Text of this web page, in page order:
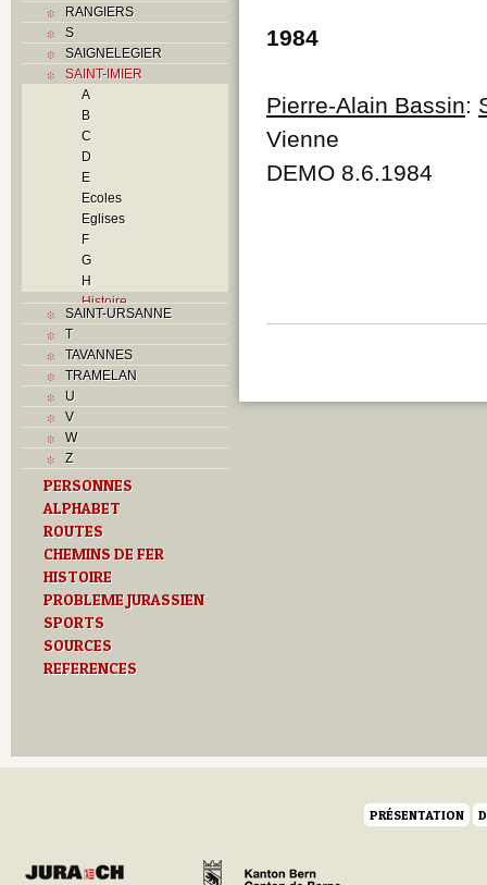
RANGIERS
S
SAIGNELEGIER
SAINT-IMIER
A
B
C
D
E
Ecoles
Eglises
F
G
H
Histoire
I
J
K
P
Problème jurassien
Q
R
S
T
Textes
U
Z
SAINT-URSANNE
T
TAVANNES
TRAMELAN
U
V
W
Z
PERSONNES
ALPHABET
ROUTES
CHEMINS DE FER
HISTOIRE
PROBLEME JURASSIEN
SPORTS
SOURCES
REFERENCES
1984
Pierre-Alain Bassin:
Vienne
DEMO 8.6.1984
PRÉSENTATION